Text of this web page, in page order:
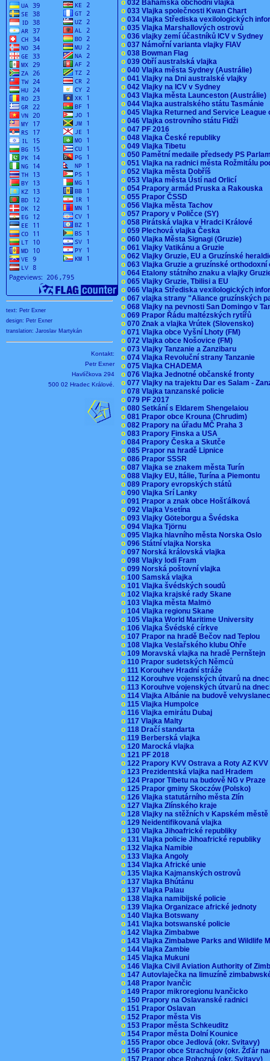
text: Petr Exner
design: Petr Exner
translation: Jaroslav Martykán
Kontakt:
Petr Exner
Havlíčkova 294
500 02 Hradec Králové.
o 032 Bahamská obchodní vlajka
o 033 Vlajka společnosti Kwan Chart
o 034 Vlajka Střediska vexilologických
o 035 Vlajka Marshallových ostrovů
o 036 vlajky zemí účastníků ICV v Sydney
o 037 Námořní varianta vlajky FIAV
o 038 Bowman Flag
o 039 Obří australská vlajka
o 040 Vlajka města Sydney (Austrálie)
o 041 Vlajky na Dni australské vlajky
o 042 Vlajky na ICV v Sydney
o 043 Vlajka města Launceston (Austrálie)
o 044 Vlajka australského státu Tasmánie
o 045 Vlajka Returned and Service
o 046 Vlajka ostrovního státu Fidži
o 047 PF 2016
o 048 Vlajka České republiky
o 049 Vlajka Tibetu
o 050 Pamětní medaile předsedy PS
o 051 Vlajka na radnici města Rožmitálu
o 052 Vlajka města Dobříš
o 053 Vlajka města Ústí nad Orlicí
o 054 Prapory armád Pruska a Rakouska
o 055 Prapor ČSSD
o 056 Vlajka města Tachov
o 057 Prapory v Poličce (SY)
o 058 Pirátská vlajka v Hradci Králové
o 059 Plechová vlajka Česka
o 060 Vlajka Města Signagi (Gruzie)
o 061 Vlajky Vatikánu a Gruzie
o 062 Vlajky Gruzie, EU a Gruzínské
o 063 Vlajka Gruzie a gruzínské
o 064 Etalony státního znaku a vlajky
o 065 Vlajky Gruzie, Tbilisi a EU
o 066 Vlajka Střediska vexilologických
o 067 vlajka strany "Aliance gruzínských
o 068 Vlajky na pevnosti San Domingo v
o 069 Prapor Řádu maltézských rytířů
o 070 Znak a vlajka Vrútek (Slovensko)
o 071 Vlajka obce Vyšní Lhoty (FM)
o 072 Vlajka obce Nošovice (FM)
o 073 Vlajky Tanzanie a Zanzibaru
o 074 Vlajka Revoluční strany Tanzanie
o 075 Vlajka CHADEMA
o 076 Vlajka Jednotné občanské fronty
o 077 Vlajky na trajektu Dar es Salam -
o 078 Vlajka tanzanské policie
o 079 PF 2017
o 080 Setkání s Eldarem Shengelaiou
o 081 Prapor obce Krouna (Chrudim)
o 082 Prapory na úřadu MČ Praha 3
o 083 Prapory Finska a USA
o 084 Prapory Česka a Skutče
o 085 Prapor na hradě Lipnice
o 086 Prapor SSSR
o 087 Vlajka se znakem města Turín
o 088 Vlajky EU, Itálie, Turína a Piemontu
o 089 Prapory evropských států
o 090 Vlajka Srí Lanky
o 091 Prapor a znak obce Hošťálková
o 092 Vlajka Vsetína
o 093 Vlajky Göteborgu a Švédska
o 094 Vlajka Tjörnu
o 095 Vlajka hlavního města Norska Oslo
o 096 Státní vlajka Norska
o 097 Norská královská vlajka
o 098 Vlajky lodi Fram
o 099 Norská poštovní vlajka
o 100 Samská vlajka
o 101 Vlajka švédských soudů
o 102 Vlajka krajské rady Skane
o 103 Vlajka města Malmö
o 104 Vlajka regionu Skane
o 105 Vlajka World Maritime University
o 106 Vlajka Švédské církve
o 107 Prapor na hradě Bečov nad Teplou
o 108 Vlajka Veslařského klubu Ohře
o 109 Moravská vlajka na hradě Pernštejn
o 110 Prapor sudetských Němců
o 111 Korouhev Hradní stráže
o 112 Korouhve vojenských útvarů na
o 113 Korouhve vojenských útvarů na
o 114 Vlajka Albánie na budově
o 115 Vlajka Humpolce
o 116 Vlajka emirátu Dubaj
o 117 Vlajka Malty
o 118 Dračí standarta
o 119 Berberská vlajka
o 120 Marocká vlajka
o 121 PF 2018
o 122 Prapory KVV Ostrava a Roty AZ
o 123 Prezidentská vlajka nad Hradem
o 124 Prapor Tibetu na budově NG v Praze
o 125 Prapor gminy Skoczów (Polsko)
o 126 Vlajka statutárního města Zlín
o 127 Vlajka Zlínského kraje
o 128 Vlajky na stěžních v Kapském
o 129 Neidentifikovaná vlajka
o 130 Vlajka Jihoafrické republiky
o 131 Vlajka policie Jihoafrické republiky
o 132 Vlajka Namibie
o 133 Vlajka Angoly
o 134 Vlajka Africké unie
o 135 Vlajka Kajmanských ostrovů
o 137 Vlajka Bhútánu
o 137 Vlajka Palau
o 138 Vlajka namibijské policie
o 139 Vlajka Organizace africké jednoty
o 140 Vlajka Botswany
o 141 Vlajka botswanské policie
o 142 Vlajka Zimbabwe
o 143 Vlajka Zimbabwe Parks and Wildlife
o 144 Vlajka Zambie
o 145 Vlajka Mukuni
o 146 Vlajka Civil Aviation Authority of
o 147 Autovlaječka na limuzíně
o 148 Prapor Ivančic
o 149 Prapor mikroregionu Ivančicko
o 150 Prapory na Oslavanské radnici
o 151 Prapor Oslavan
o 152 Prapor města Vis
o 153 Prapor města Schkeuditz
o 154 Prapor města Dolní Kounice
o 155 Prapor obce Jedlová (okr. Svitavy)
o 156 Prapor obce Strachujov (okr. Žďár
o 157 Prapor obce Rohozná (okr. Svitavy)